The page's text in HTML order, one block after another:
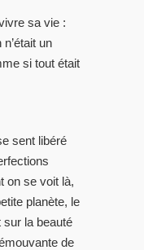
sa vie :
un
si tout était
sent libéré
on se voit là,
planète, le
sur la beauté
de